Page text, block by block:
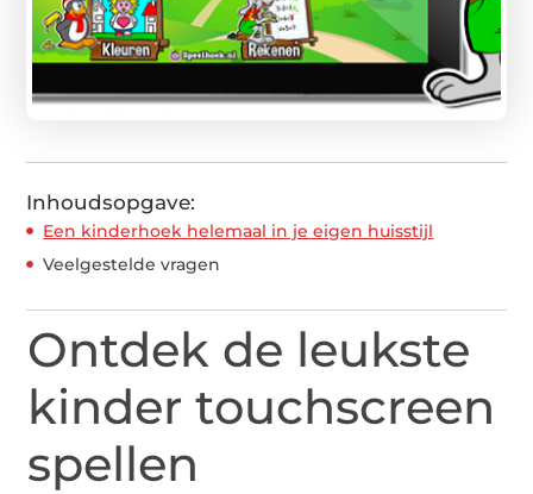
Inhoudsopgave:
Een kinderhoek helemaal in je eigen huisstijl
Veelgestelde vragen
Ontdek de leukste
kinder touchscreen
spellen